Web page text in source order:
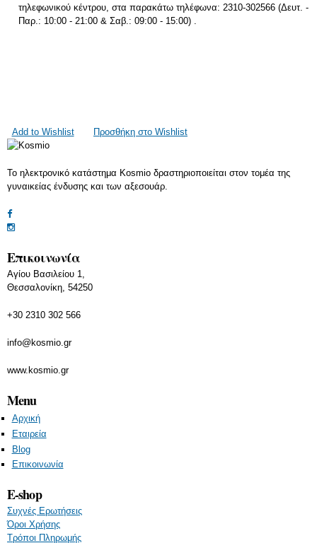
τηλεφωνικού κέντρου, στα παρακάτω τηλέφωνα: 2310-302566 (Δευτ. -
Παρ.: 10:00 - 21:00 & Σαβ.: 09:00 - 15:00) .
Add to Wishlist Προσθήκη στο Wishlist
Το ηλεκτρονικό κατάστημα Kosmio δραστηριοποιείται στον τομέα της
γυναικείας ένδυσης και των αξεσουάρ.
Επικοινωνία
Αγίου Βασιλείου 1,
Θεσσαλονίκη, 54250
+30 2310 302 566
info@kosmio.gr
www.kosmio.gr
Menu
Αρχική
Εταιρεία
Blog
Επικοινωνία
E-shop
Συχνές Ερωτήσεις
Όροι Χρήσης
Τρόποι Πληρωμής